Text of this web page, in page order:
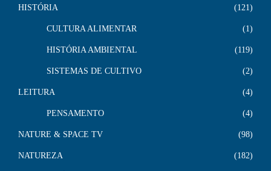
HISTÓRIA 121
CULTURA ALIMENTAR 1
HISTÓRIA AMBIENTAL 119
SISTEMAS DE CULTIVO 2
LEITURA 4
PENSAMENTO 4
NATURE & SPACE TV 98
NATUREZA 182